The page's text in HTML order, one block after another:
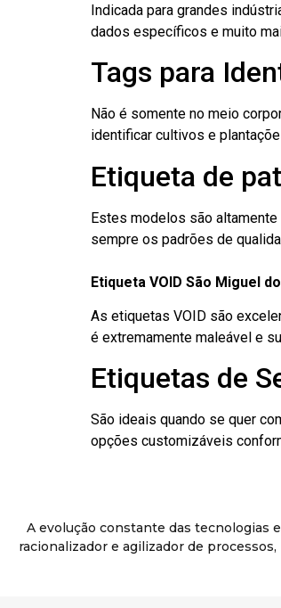
Indicada para grandes
dados específicos e muito
Tags para
Não é somente no meio
identificar cultivos e
Etiqueta de
Estes modelos são
sempre os padrões de
Etiqueta VOID São Miguel
As etiquetas VOID são
é extremamente maleável e
Etiquetas de
São ideais quando se quer
opções customizáveis
A evolução constante das tecnologias
racionalizador e agilizador de